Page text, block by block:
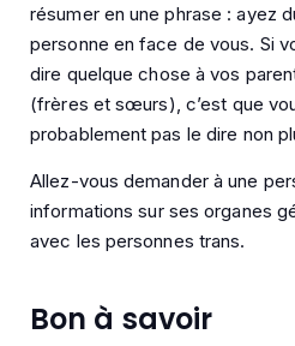
résumer en une phrase : ayez
personne en face de vous. Si
dire quelque chose à vos
(frères et sœurs), c’est que
probablement pas le dire non
Allez-vous demander à une
informations sur ses organes
avec les personnes trans.
Bon à savoir